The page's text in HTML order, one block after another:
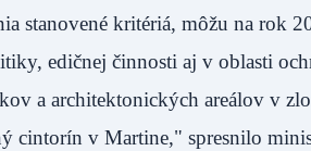
stanovené kritériá, môžu na rok
edičnej činnosti aj v oblasti
a architektonických areálov v
cintorín v Martine," spresnilo